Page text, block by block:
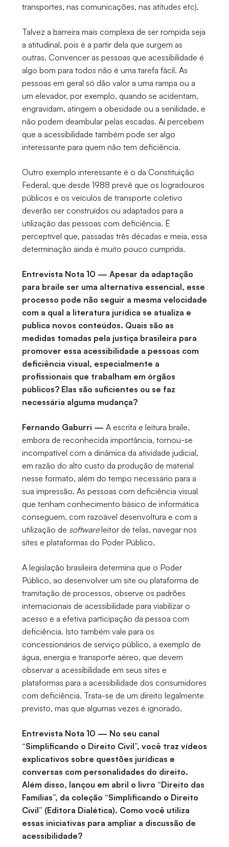
transportes, nas comunicações, nas atitudes etc).
Talvez a barreira mais complexa de ser rompida seja
a atitudinal, pois é a partir dela que surgem as
outras. Convencer as pessoas que acessibilidade é
algo bom para todos não é uma tarefa fácil. As
pessoas em geral só dão valor a uma rampa ou a
um elevador, por exemplo, quando se acidentam,
engravidam, atingem a obesidade ou a senilidade, e
não podem deambular pelas escadas. Aí percebem
que a acessibilidade também pode ser algo
interessante para quem não tem deficiência.
Outro exemplo interessante é o da Constituição
Federal, que desde 1988 prevê que os logradouros
públicos e os veículos de transporte coletivo
deverão ser construídos ou adaptados para a
utilização das pessoas com deficiência. É
perceptível que, passadas três décadas e meia, essa
determinação ainda é muito pouco cumprida.
Entrevista Nota 10 — Apesar da adaptação
para braile ser uma alternativa essencial, esse
processo pode não seguir a mesma velocidade
com a qual a literatura jurídica se atualiza e
publica novos conteúdos. Quais são as
medidas tomadas pela justiça brasileira para
promover essa acessibilidade a pessoas com
deficiência visual, especialmente a
profissionais que trabalham em órgãos
públicos? Elas são suficientes ou se faz
necessária alguma mudança?
Fernando Gaburri — A escrita e leitura braile,
embora de reconhecida importância, tornou-se
incompatível com a dinâmica da atividade judicial,
em razão do alto custo da produção de material
nesse formato, além do tempo necessário para a
sua impressão. As pessoas com deficiência visual
que tenham conhecimento básico de informática
conseguem, com razoável desenvoltura e com a
utilização de softwareleitor de telas, navegar nos
sites e plataformas do Poder Público.
A legislação brasileira determina que o Poder
Público, ao desenvolver um site ou plataforma de
tramitação de processos, observe os padrões
internacionais de acessibilidade para viabilizar o
acesso e a efetiva participação da pessoa com
deficiência. Isto também vale para os
concessionários de serviço público, a exemplo de
água, energia e transporte aéreo, que devem
observar a acessibilidade em seus sites e
plataformas para a acessibilidade dos consumidores
com deficiência. Trata-se de um direito legalmente
previsto, mas que algumas vezes é ignorado.
Entrevista Nota 10 — No seu canal
“Simplificando o Direito Civil”, você traz vídeos
explicativos sobre questões jurídicas e
conversas com personalidades do direito.
Além disso, lançou em abril o livro “Direito das
Famílias”, da coleção “Simplificando o Direito
Civil” (Editora Dialética). Como você utiliza
essas iniciativas para ampliar a discussão de
acessibilidade?